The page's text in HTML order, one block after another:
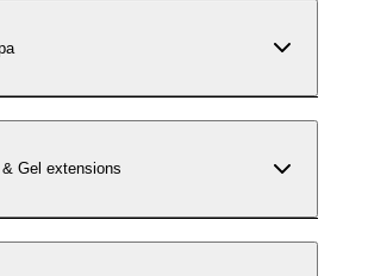
& Gel extensions